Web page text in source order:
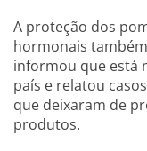
A proteção dos
hormonais
informou que está
país e relatou
que deixaram de
produtos.